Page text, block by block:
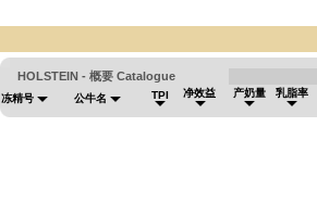
HOLSTEIN - 概要 Catalogue
冻精号 公牛名 TPI 净效益 产奶量 乳脂率